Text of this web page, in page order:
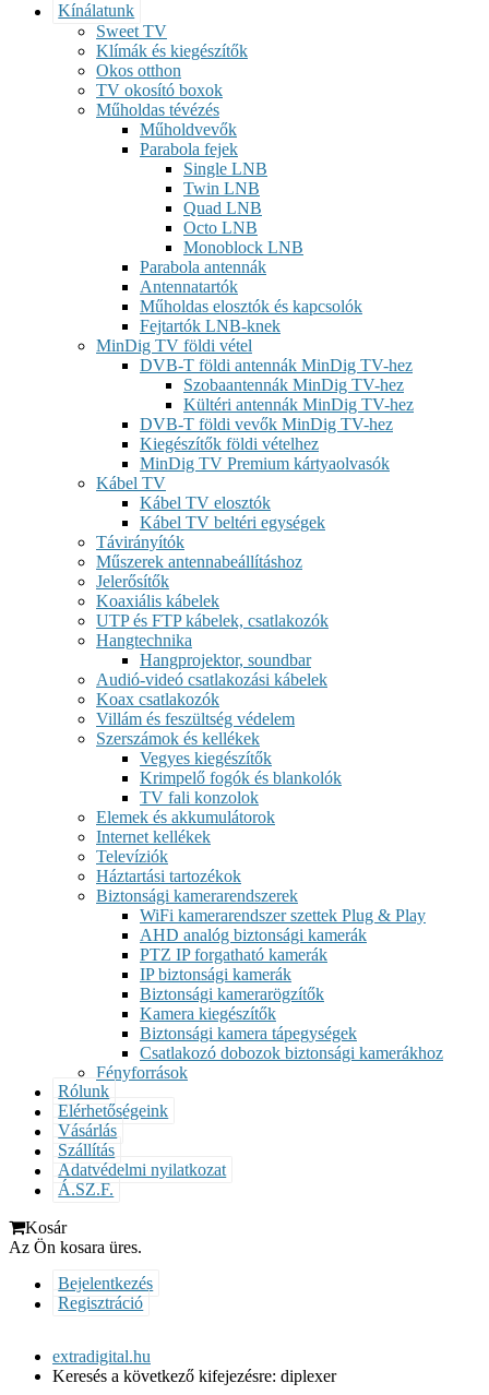
Kínálatunk
Sweet TV
Klímák és kiegészítők
Okos otthon
TV okosító boxok
Műholdas tévézés
Műholdvevők
Parabola fejek
Single LNB
Twin LNB
Quad LNB
Octo LNB
Monoblock LNB
Parabola antennák
Antennatartók
Műholdas elosztók és kapcsolók
Fejtartók LNB-knek
MinDig TV földi vétel
DVB-T földi antennák MinDig TV-hez
Szobaantennák MinDig TV-hez
Kültéri antennák MinDig TV-hez
DVB-T földi vevők MinDig TV-hez
Kiegészítők földi vételhez
MinDig TV Premium kártyaolvasók
Kábel TV
Kábel TV elosztók
Kábel TV beltéri egységek
Távirányítók
Műszerek antennabeállításhoz
Jelerősítők
Koaxiális kábelek
UTP és FTP kábelek, csatlakozók
Hangtechnika
Hangprojektor, soundbar
Audió-videó csatlakozási kábelek
Koax csatlakozók
Villám és feszültség védelem
Szerszámok és kellékek
Vegyes kiegészítők
Krimpelő fogók és blankolók
TV fali konzolok
Elemek és akkumulátorok
Internet kellékek
Televíziók
Háztartási tartozékok
Biztonsági kamerarendszerek
WiFi kamerarendszer szettek Plug & Play
AHD analóg biztonsági kamerák
PTZ IP forgatható kamerák
IP biztonsági kamerák
Biztonsági kamerarögzítők
Kamera kiegészítők
Biztonsági kamera tápegységek
Csatlakozó dobozok biztonsági kamerákhoz
Fényforrások
Rólunk
Elérhetőségeink
Vásárlás
Szállítás
Adatvédelmi nyilatkozat
Á.SZ.F.
Kosár
Az Ön kosara üres.
Bejelentkezés
Regisztráció
extradigital.hu
Keresés a következő kifejezésre: diplexer